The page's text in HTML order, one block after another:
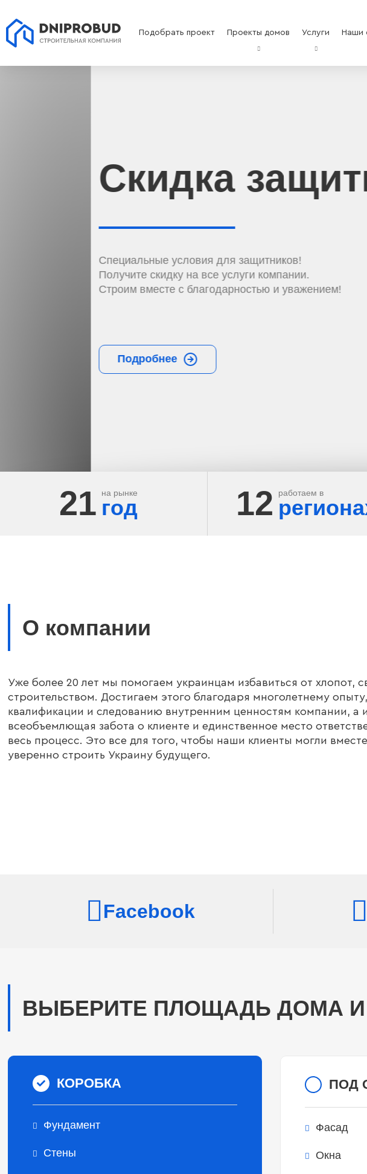
Подобрать проект Проекты домов Услуги Наши
Скидка
Специальные условия для защитников!
Получите скидку на все услуги компании.
Строим вместе с благодарностью и уважением!
21 на рынке
год 12 работаем в
О компании
Уже более 20 лет мы помогаем украинцам избавиться от хлопот,
строительством. Достигаем этого благодаря многолетнему
квалификации и следованию внутренним ценностям компании, а
всеобъемлющая забота о клиенте и единственное место
весь процесс. Это все для того, чтобы наши клиенты могли
уверенно строить Украину будущего.
Facebook
ВЫБЕРИТЕ ПЛОЩАДЬ ДОМА И
КОРОБКА
Фундамент
Стены
ПОД
Фасад
Окна